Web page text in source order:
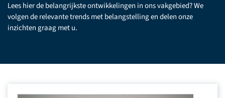
Lees hier de belangrijkste ontwikkelingen in ons vakgebied? We
volgen de relevante trends met belangstelling en delen onze
inzichten graag met u.